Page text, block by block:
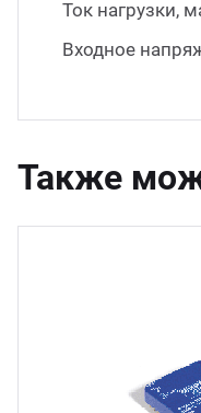
Ток нагрузки,
Входное
Также